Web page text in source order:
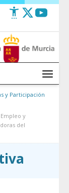
Menú
y Participación
y
del